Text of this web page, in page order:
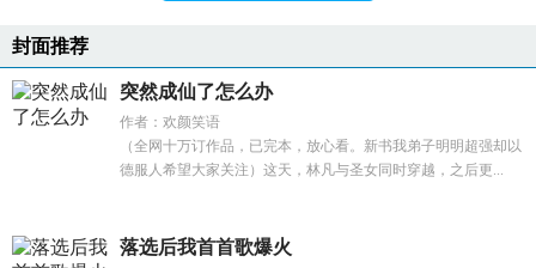
封面推荐
突然成仙了怎么办
作者：欢颜笑语
（全网十万订作品，已完本，放心看。新书我弟子明明超强却以
德服人希望大家关注）这天，林凡与圣女同时穿越，之后更...
落选后我首首歌爆火